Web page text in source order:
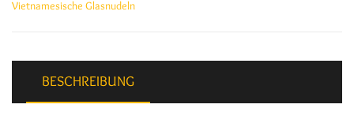
Vietnamesische Glasnudeln
BESCHREIBUNG